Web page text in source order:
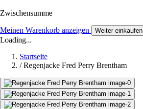
Zwischensumme
Meinen Warenkorb anzeigen Weiter einkaufen
Loading...
Startseite
/ Regenjacke Fred Perry Brentham